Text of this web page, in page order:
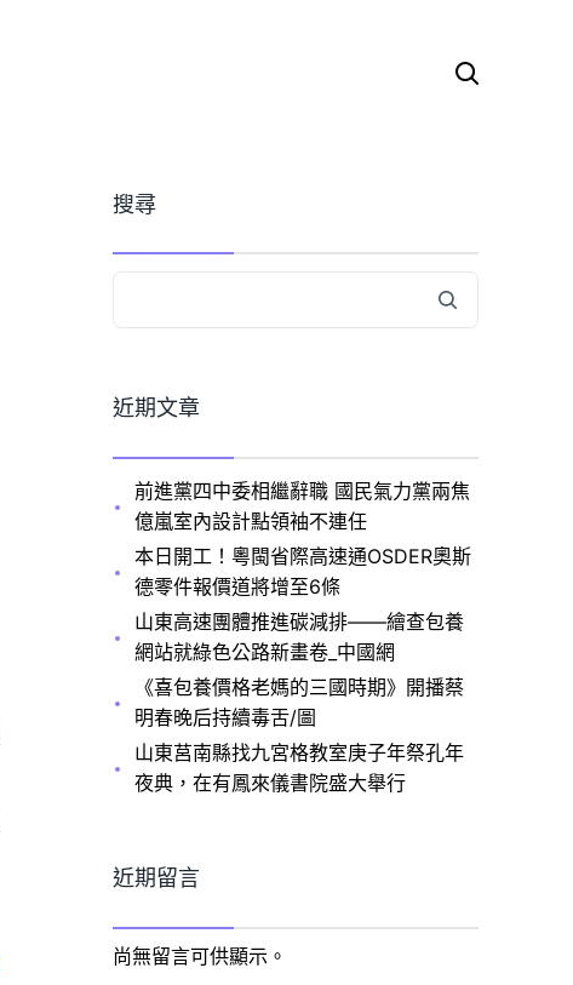
字:
搜尋
近期文章
前進黨四中委相繼辭職 國民氣力黨兩焦
億嵐室內設計點領袖不連任
本日開工！粵閩省際高速通OSDER奧斯
德零件報價道將增至6條
山東高速團體推進碳減排——繪查包養
網站就綠色公路新畫卷_中國網
《喜包養價格老媽的三國時期》開播蔡
明春晚后持續毒舌/圖
山東莒南縣找九宮格教室庚子年祭孔年
夜典，在有鳳來儀書院盛大舉行
近期留言
尚無留言可供顯示。